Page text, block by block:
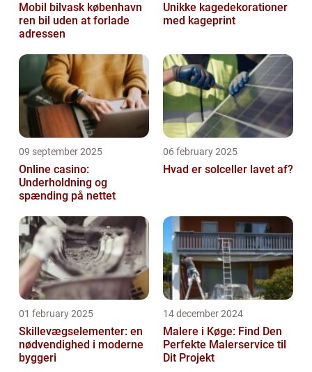
Mobil bilvask københavn
ren bil uden at forlade
adressen
Unikke kagedekorationer
med kageprint
09 september 2025
Online casino:
Underholdning og
spænding på nettet
06 february 2025
Hvad er solceller lavet af?
01 february 2025
Skillevægselementer: en
nødvendighed i moderne
byggeri
14 december 2024
Malere i Køge: Find Den
Perfekte Malerservice til
Dit Projekt